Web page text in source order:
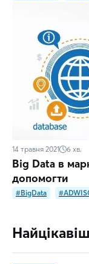
14 травня 2021 6 хв.
Big Data в
допомогти
#BigData